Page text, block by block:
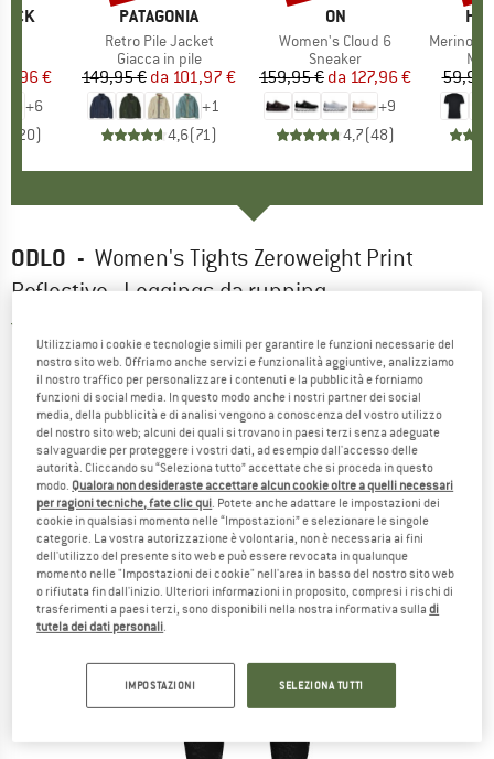
ridotto
€
+6
20)
MARCHIO
PATAGONIA
Articolo
Retro Pile Jacket
Gruppo di prodotti
Giacca in pile
Prezzo
149,95 € Prezzo ridotto
da 101,97 €
+1
4,6(71)
MARCHIO
ON
Articolo
Women's Cloud 6
Gruppo di prodotti
Sneaker
Prezzo
159,95 € Prezzo ridotto
da 127,96 €
+9
4,7(48)
Articolo
MerinoMix150
59,95
ODLO - Women's Tights Zeroweight Print
Reflective - Leggings da running
Utilizziamo i cookie e tecnologie simili per garantire le funzioni necessarie del
nostro sito web. Offriamo anche servizi e funzionalità aggiuntive, analizziamo
il nostro traffico per personalizzare i contenuti e la pubblicità e forniamo
funzioni di social media. In questo modo anche i nostri partner dei social
media, della pubblicità e di analisi vengono a conoscenza del vostro utilizzo
del nostro sito web; alcuni dei quali si trovano in paesi terzi senza adeguate
salvaguardie per proteggere i vostri dati, ad esempio dall'accesso delle
autorità. Cliccando su “Seleziona tutto” accettate che si proceda in questo
modo. Qualora non desideraste accettare alcun cookie oltre a quelli necessari
per ragioni tecniche, fate clic qui. Potete anche adattare le impostazioni dei
cookie in qualsiasi momento nelle “Impostazioni” e selezionare le singole
categorie. La vostra autorizzazione è volontaria, non è necessaria ai fini
dell'utilizzo del presente sito web e può essere revocata in qualunque
momento nelle "Impostazioni dei cookie" nell'area in basso del nostro sito web
o rifiutata fin dall'inizio. Ulteriori informazioni in proposito, compresi i rischi di
trasferimenti a paesi terzi, sono disponibili nella nostra informativa sulladi
tutela dei dati personali.
IMPOSTAZIONI SELEZIONA TUTTI